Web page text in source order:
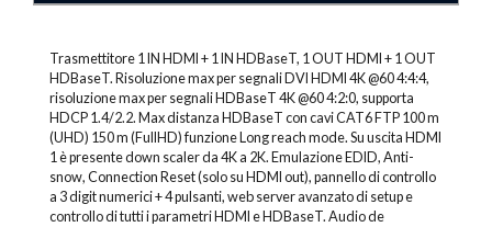
Trasmettitore 1 IN HDMI + 1 IN HDBaseT, 1 OUT HDMI + 1 OUT
HDBaseT. Risoluzione max per segnali DVI HDMI 4K @60 4:4:4,
risoluzione max per segnali HDBaseT 4K @60 4:2:0, supporta
HDCP 1.4/2.2. Max distanza HDBaseT con cavi CAT6 FTP 100 m
(UHD) 150 m (FullHD) funzione Long reach mode. Su uscita HDMI
1 è presente down scaler da 4K a 2K. Emulazione EDID, Anti-
snow, Connection Reset (solo su HDMI out), pannello di controllo
a 3 digit numerici + 4 pulsanti, web server avanzato di setup e
controllo di tutti i parametri HDMI e HDBaseT. Audio de